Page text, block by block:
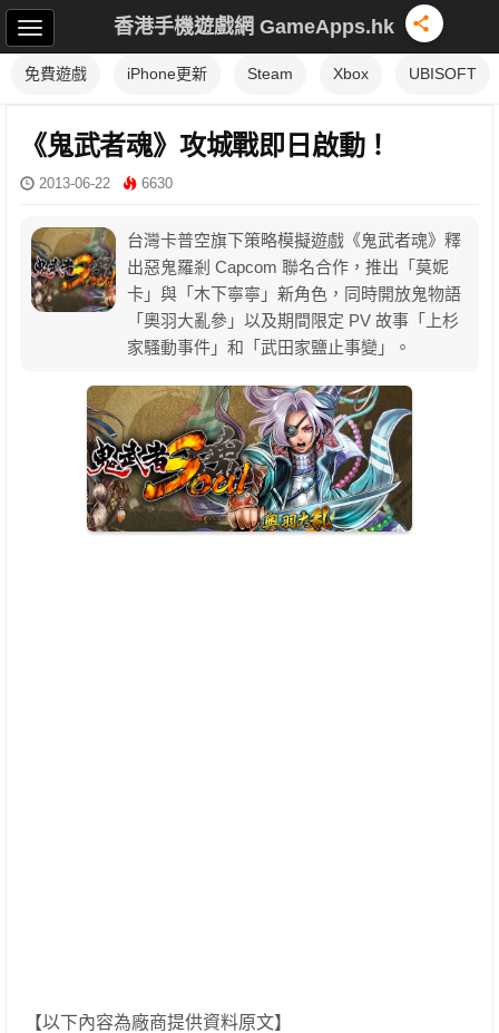
香港手機遊戲網 GameApps.hk
免費遊戲 iPhone更新 Steam Xbox UBISOFT
《鬼武者魂》攻城戰即日啟動！
2013-06-22 6630
台灣卡普空旗下策略模擬遊戲《鬼武者魂》釋
出惡鬼羅剎 Capcom 聯名合作，推出「莫妮
卡」與「木下寧寧」新角色，同時開放鬼物語
「奧羽大亂參」以及期間限定 PV 故事「上杉
家騷動事件」和「武田家鹽止事變」。
【以下內容為廠商提供資料原文】